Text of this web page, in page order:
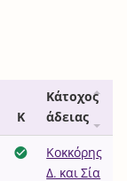
Κ
Κάτοχος
άδειας
Κοκκόρης
Δ. και Σία